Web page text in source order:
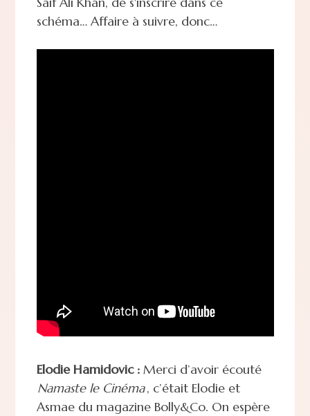
schéma… Affaire à suivre, donc…
Elodie Hamidovic :Merci d’avoir écouté
Namaste le Cinéma, c’était Elodie et
Asmae du magazine Bolly&Co. On espère